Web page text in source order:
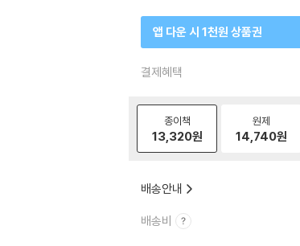
앱 다운 시 1천원 상품권
결제혜택
종이책
13,320원
원제
14,740원
배송안내
배송비